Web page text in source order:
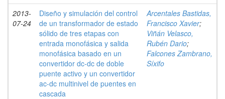
2013-
07-24
Diseño y simulación del control
de un transformador de estado
sólido de tres etapas con
entrada monofásica y salida
monofásica basado en un
convertidor dc-dc de doble
puente activo y un convertidor
ac-dc multinivel de puentes en
cascada
Arcentales Bastidas,
Francisco Xavier;
Viñán Velasco,
Rubén Dario;
Falcones Zambrano,
Síxifo